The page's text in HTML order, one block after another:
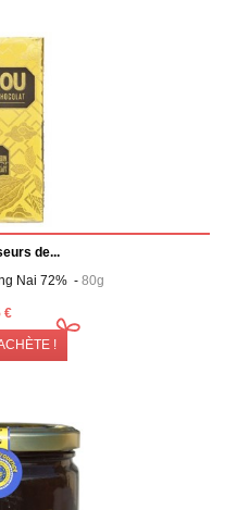
de...
Nai 72% - 80g
€
!